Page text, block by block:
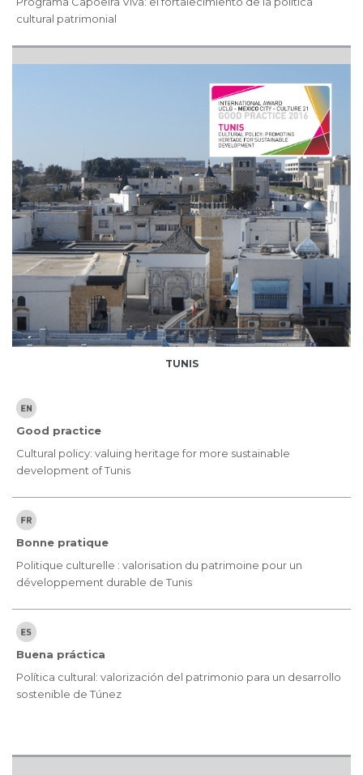
cultural patrimonial
TUNIS
Good practice
Cultural policy: valuing heritage for more sustainable
development of Tunis
Bonne pratique
Politique culturelle : valorisation du patrimoine pour un
développement durable de Tunis
Buena práctica
Política cultural: valorización del patrimonio para un desarrollo
sostenible de Túnez